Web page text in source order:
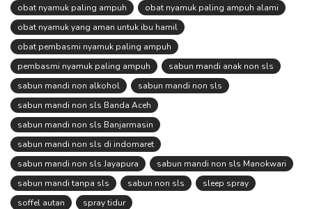
obat nyamuk paling ampuh
obat nyamuk paling ampuh alami
obat nyamuk yang aman untuk ibu hamil
obat pembasmi nyamuk paling ampuh
pembasmi nyamuk paling ampuh
sabun mandi anak non sls
sabun mandi non alkohol
sabun mandi non sls
sabun mandi non sls Banda Aceh
sabun mandi non sls Banjarmasin
sabun mandi non sls di indomaret
sabun mandi non sls Jayapura
sabun mandi non sls Manokwari
sabun mandi tanpa sls
sabun non sls
sleep spray
soffel autan
spray tidur